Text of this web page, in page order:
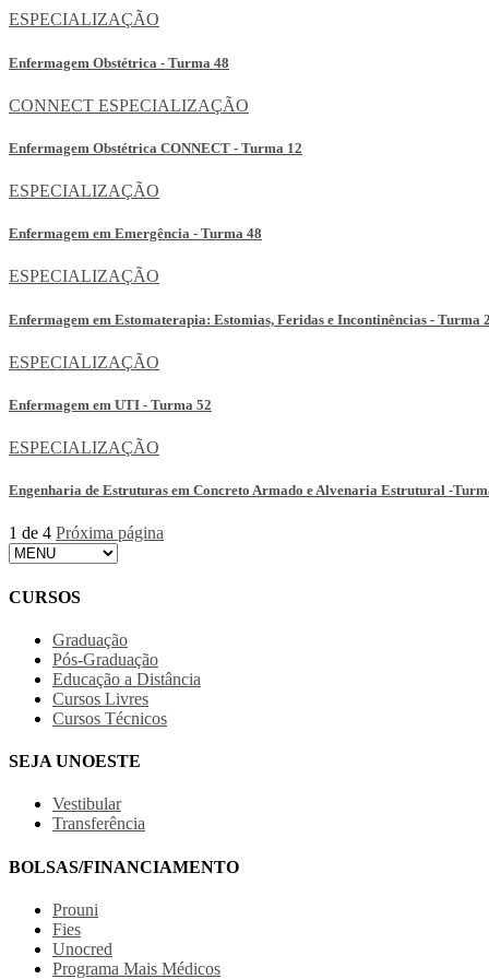
ESPECIALIZAÇÃO
Enfermagem Obstétrica - Turma 48
CONNECT ESPECIALIZAÇÃO
Enfermagem Obstétrica CONNECT - Turma 12
ESPECIALIZAÇÃO
Enfermagem em Emergência - Turma 48
ESPECIALIZAÇÃO
Enfermagem em Estomaterapia: Estomias, Feridas e Incontinências - Turma
ESPECIALIZAÇÃO
Enfermagem em UTI - Turma 52
ESPECIALIZAÇÃO
Engenharia de Estruturas em Concreto Armado e Alvenaria Estrutural -
1 de 4 Próxima página
CURSOS
Graduação
Pós-Graduação
Educação a Distância
Cursos Livres
Cursos Técnicos
SEJA UNOESTE
Vestibular
Transferência
BOLSAS/FINANCIAMENTO
Prouni
Fies
Unocred
Programa Mais Médicos